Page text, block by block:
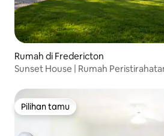
Rumah di Fredericton
Sunset House | Rumah
Pilihan tamu
Pilihan tamu